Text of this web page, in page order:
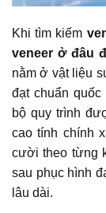
Khi tìm kiếm
veneer ở đâu
nằm ở vật liệu
đạt chuẩn
bộ quy trình
cao tính chính
cười theo từng
sau phục hình
lâu dài.